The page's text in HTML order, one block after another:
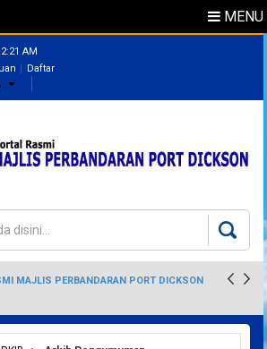
MENU
AM
Daftar
MAJLIS PERBANDARAN PORT DICKSON